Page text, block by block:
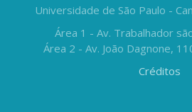
Universidade de São Paulo -
Área 1 - Av. Trabalhador
Área 2 - Av. João Dagnone,
Créditos